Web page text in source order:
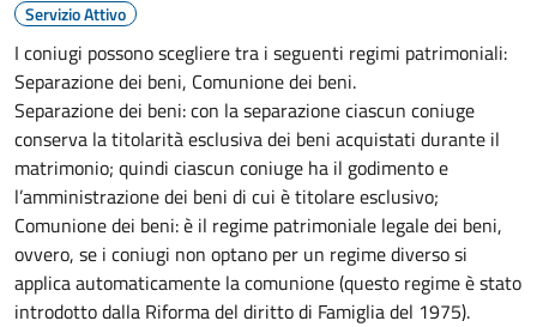
Servizio Attivo
I coniugi possono scegliere tra i seguenti regimi patrimoniali:
Separazione dei beni, Comunione dei beni.
Separazione dei beni: con la separazione ciascun coniuge
conserva la titolarità esclusiva dei beni acquistati durante il
matrimonio; quindi ciascun coniuge ha il godimento e
l’amministrazione dei beni di cui è titolare esclusivo;
Comunione dei beni: è il regime patrimoniale legale dei beni,
ovvero, se i coniugi non optano per un regime diverso si
applica automaticamente la comunione (questo regime è stato
introdotto dalla Riforma del diritto di Famiglia del 1975).